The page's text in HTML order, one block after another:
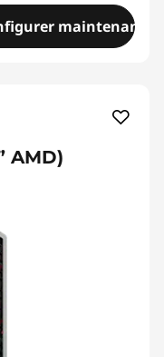
maintenant
AMD)